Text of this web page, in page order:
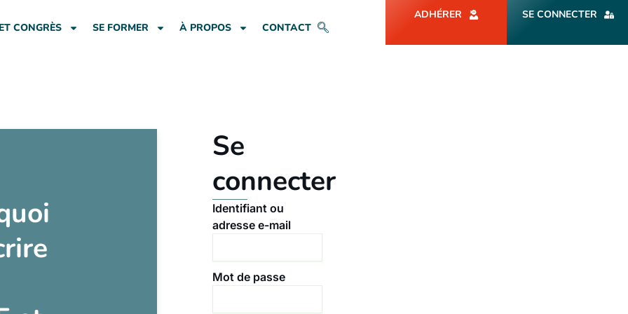
CONGRÈS SE FORMER À PROPOS CONTACT
ADHÉRER SE CONNECTER
Se
connecter
Identifiant ou
adresse e-mail
Mot de passe